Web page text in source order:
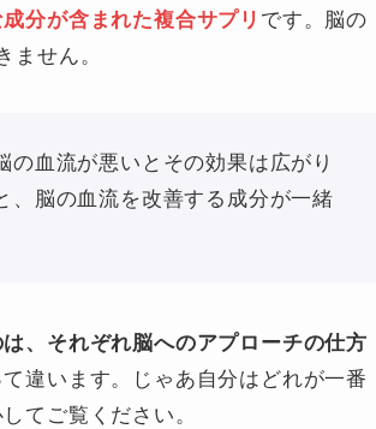
分が含まれた複合サプリ です。脳の
せん。
血流が悪いとその効果は広がり
、脳の血流を改善する成分が一緒
、それぞれ脳へのアプローチの仕方
違います。じゃあ自分はどれが一番
てご覧ください。